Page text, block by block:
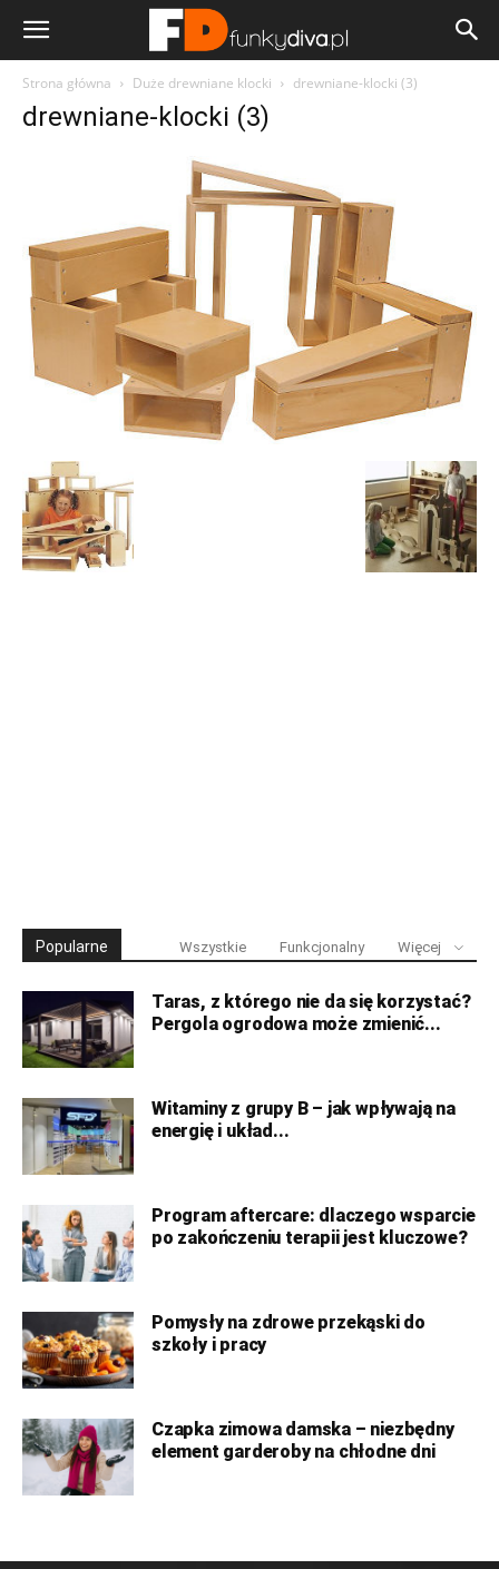
Strona główna Duże drewniane klocki drewniane-klocki (3)
drewniane-klocki (3)
Popularne Wszystkie Funkcjonalny Więcej
Taras, z którego nie da się korzystać?
Pergola ogrodowa może zmienić...
Witaminy z grupy B – jak wpływają na
energię i układ...
Program aftercare: dlaczego wsparcie
po zakończeniu terapii jest kluczowe?
Pomysły na zdrowe przekąski do
szkoły i pracy
Czapka zimowa damska – niezbędny
element garderoby na chłodne dni